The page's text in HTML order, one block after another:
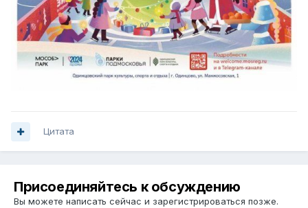
Цитата
Присоединяйтесь к обсуждению
Вы можете написать сейчас и зарегистрироваться позже.